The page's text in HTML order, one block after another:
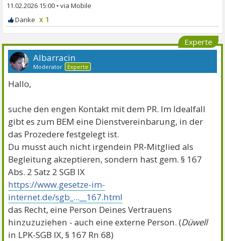
11.02.2026 15:00 •
x 1
Experte
Albarracin
Moderator Experte
Hallo,
suche den engen Kontakt mit dem PR. Im Idealfall
gibt es zum BEM eine Dienstvereinbarung, in der
das Prozedere festgelegt ist.
Du musst auch nicht irgendein PR-Mitglied als
Begleitung akzeptieren, sondern hast gem. § 167
Abs. 2 Satz 2 SGB IX
https://www.gesetze-im-
internet.de/sgb_...__167.html
das Recht, eine Person Deines Vertrauens
hinzuzuziehen - auch eine externe Person. (Düwell
in LPK-SGB IX, § 167 Rn 68)